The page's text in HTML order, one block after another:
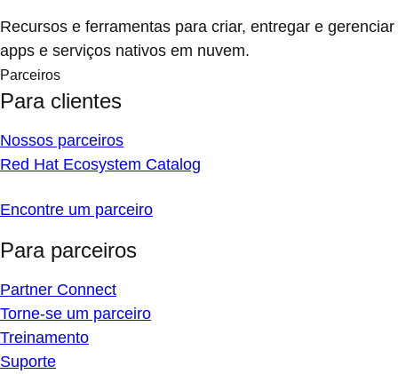
Recursos e ferramentas para criar, entregar e gerenciar
apps e serviços nativos em nuvem.
Parceiros
Para clientes
Nossos parceiros
Red Hat Ecosystem Catalog
Encontre um parceiro
Para parceiros
Partner Connect
Torne-se um parceiro
Treinamento
Suporte